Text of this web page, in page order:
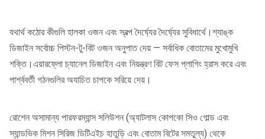
যথার্থ কঠোর কীগুলি হালকা ওজন এবং স্বল্প দৈর্ঘ্যের দৈর্ঘ্যের সুবিধার্থে।শ্যাঙ্ক
ডিজাইন সর্বোচ্চ পিস্টন-টু-বিট ওজন অনুপাত দেয় — সর্বাধিক বোতামের মুখোমুখি
শক্তি।এয়ারফ্লো চ্যানেল ডিজাইন এবং নিয়ন্ত্রণ বিট ফেস প্লাগিং হ্রাস করে এবং
পার্শ্ববর্তী গঠনগুলির অযাচিত চাপকে সরিয়ে দেয়।
রোশেন অসামান্য পারফরম্যান্স সলিউশন (অ্যাটলাস কোপকো সিও গোল্ড এবং
স্যান্ডভিক মিশন সিরিজ ডিটিএইচ হাতুড়ি এবং বোতাম বিটের সমতুল্য) থেকে